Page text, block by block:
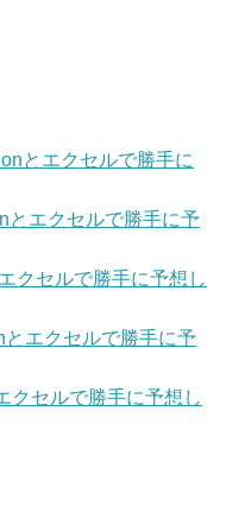
とエクセルで勝手に
とエクセルで勝手に予
クセルで勝手に予想し
とエクセルで勝手に予
クセルで勝手に予想し